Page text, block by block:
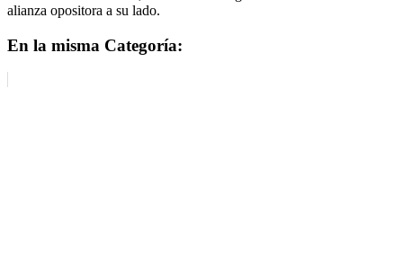
alianza opositora a su lado.
En la misma Categoría: